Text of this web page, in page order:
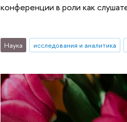
конференции в роли как
Наука исследования и аналитика